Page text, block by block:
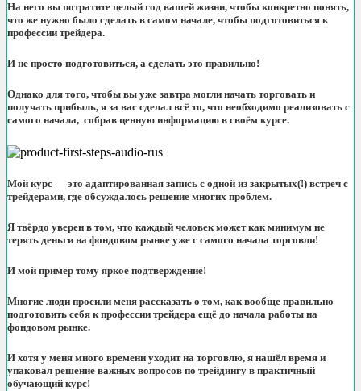
На него вы потратите целый год вашей жизни, чтобы конкретно понять,
что же нужно было сделать в самом начале, чтобы подготовиться к
профессии трейдера.
И не просто подготовиться, а сделать это правильно!
Однако для того, чтобы вы уже завтра могли начать торговать и
получать прибыль, я за вас сделал всё то, что необходимо реализовать с
самого начала, собрав ценную информацию в своём курсе.
Мой курс — это адаптированная запись с одной из закрытых(!) встреч с
трейдерами, где обсуждалось решение многих проблем.
Я твёрдо уверен в том, что каждый человек может как минимум не
терять деньги на фондовом рынке уже с самого начала торговли!
И мой пример тому яркое подтверждение!
Многие люди просили меня рассказать о том, как вообще правильно
подготовить себя к профессии трейдера ещё до начала работы на
фондовом рынке.
И хотя у меня много времени уходит на торговлю, я нашёл время и
упаковал решение важных вопросов по трейдингу в практичный
обучающий курс!